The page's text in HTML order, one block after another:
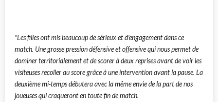
"Les filles ont mis beaucoup de sérieux et d'engagement dans ce
match. Une grosse pression défensive et offensive qui nous permet de
dominer territorialement et de scorer à deux reprises avant de voir les
visiteuses recoller au score grâce à une intervention avant la pause. La
deuxième mi-temps débutera avec la même envie de la part de nos
joueuses qui craqueront en toute fin de match.